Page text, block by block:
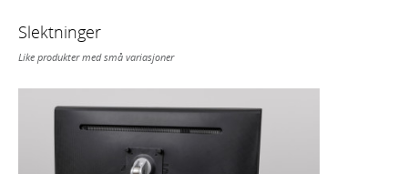
Slektninger
Like produkter med små variasjoner